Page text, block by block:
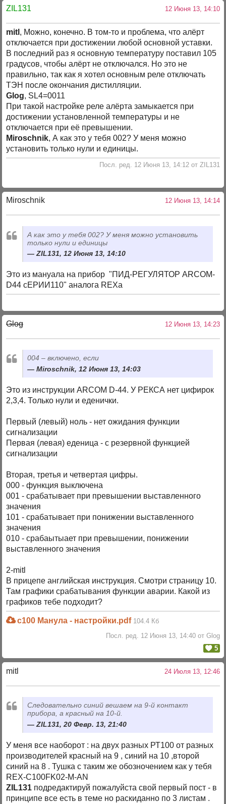
ZIL131 12 Июня 13, 14:10
mitl , Можно, конечно. В том-то и проблема, что алёрт
отключается при достижении любой основной уставки.
В последний раз я основную температуру поставил 105
градусов, чтобы алёрт не отключался. Но это не
правильно, так как я хотел основным реле отключать
ТЭН после окончания дистилляции.
Glog, SL4=0011
При такой настройке реле алёрта замыкается при
достижении установленной температуры и не
отключается при её превышении.
Miroschnik, А как это у тебя 002? У меня можно
установить только нули и единицы.
Посл. ред. 12 Июня 13, 14:12 от ZIL131
Miroschnik 12 Июня 13, 14:14
А как это у тебя 002? У меня можно установить
только нули и единицы
ZIL131, 12 Июня 13, 14:10
Это из мануала на прибор "ПИД-РЕГУЛЯТОР ARCOM-
D44 сЕРИИ110" аналога REXa
Glog 12 Июня 13, 14:23
004 – включено, если
Miroschnik, 12 Июня 13, 14:03
Это из инструкции ARCOM D-44. У РЕКСА нет цифирок
2,3,4. Только нули и еденички.
Первый (левый) ноль - нет ожидания функции
сигнализации
Первая (левая) еденица - с резервной функцией
сигнализации
Вторая, третья и четвертая цифры.
000 - функция выключена
001 - срабатывает при превышении выставленного
значения
101 - срабатывает при понижении выставленного
значения
010 - срабаытыает при превышении, понижении
выставленного значения
2-mitl
В прицепе английская инструкция. Смотри страницу 10.
Там графики срабатывания функции аварии. Какой из
графиков тебе подходит?
c100 Манула - настройки.pdf 104.4 Кб
Посл. ред. 12 Июня 13, 14:40 от Glog
5
mitl 24 Июля 13, 12:46
Следовательно синий вешаем на 9-й контакт
прибора, а красный на 10-й.
ZIL131, 20 Февр. 13, 21:40
У меня все наоборот : на двух разных РТ100 от разных
производителей красный на 9 , синий на 10 ,второй
синий на 8 . Тушка с таким же обозночением как у тебя
REX-C100FK02-M-AN
ZIL131 подредактируй пожалуйста свой первый пост - в
принципе все есть в теме но раскиданно по 3 листам .